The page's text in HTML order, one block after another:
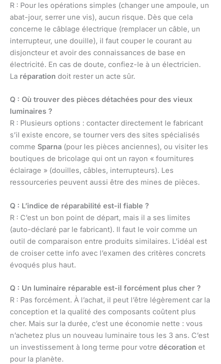
R : Pour les opérations simples (changer une ampoule, un
abat-jour, serrer une vis), aucun risque. Dès que cela
concerne le câblage électrique (remplacer un câble, un
interrupteur, une douille), il faut couper le courant au
disjoncteur et avoir des connaissances de base en
électricité. En cas de doute, confiez-le à un électricien.
La réparation doit rester un acte sûr.
Q : Où trouver des pièces détachées pour des vieux
luminaires ?
R : Plusieurs options : contacter directement le fabricant
s’il existe encore, se tourner vers des sites spécialisés
comme Sparna (pour les pièces anciennes), ou visiter les
boutiques de bricolage qui ont un rayon « fournitures
éclairage » (douilles, câbles, interrupteurs). Les
ressourceries peuvent aussi être des mines de pièces.
Q : L’indice de réparabilité est-il fiable ?
R : C’est un bon point de départ, mais il a ses limites
(auto-déclaré par le fabricant). Il faut le voir comme un
outil de comparaison entre produits similaires. L’idéal est
de croiser cette info avec l’examen des critères concrets
évoqués plus haut.
Q : Un luminaire réparable est-il forcément plus cher ?
R : Pas forcément. À l’achat, il peut l’être légèrement car la
conception et la qualité des composants coûtent plus
cher. Mais sur la durée, c’est une économie nette : vous
n’achetez plus un nouveau luminaire tous les 3 ans. C’est
un investissement à long terme pour votre décoration et
pour la planète.